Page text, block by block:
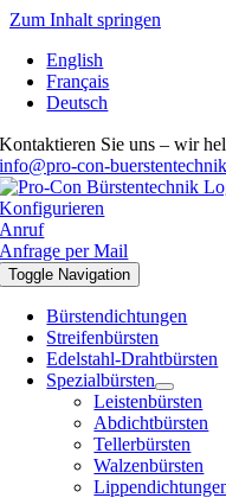
Zum Inhalt springen
English
Français
Deutsch
Kontaktieren Sie uns – wir
info@pro-con-
Konfigurieren
Anruf
Anfrage per Mail
Toggle Navigation
Bürstendichtungen
Streifenbürsten
Edelstahl-Drahtbürsten
Spezialbürsten
Leistenbürsten
Abdichtbürsten
Tellerbürsten
Walzenbürsten